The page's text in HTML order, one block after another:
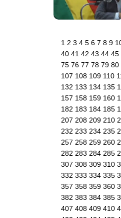
1 2 3 4 5 6 7 8 9
40 41 42 43 44 45
75 76 77 78 79 80
107 108 109 110
132 133 134 135
157 158 159 160
182 183 184 185
207 208 209 210
232 233 234 235
257 258 259 260
282 283 284 285
307 308 309 310
332 333 334 335
357 358 359 360
382 383 384 385
407 408 409 410